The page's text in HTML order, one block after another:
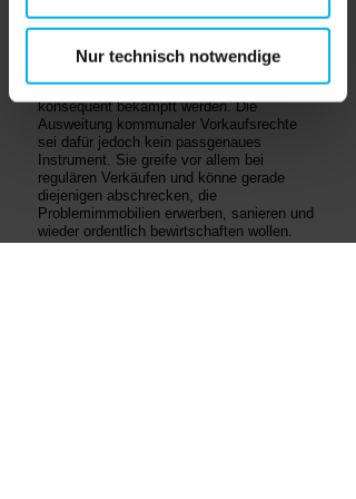
Nur technisch notwendige
zielgenaue Instrumente statt pauschaler
Eingriffe. Der Verband stellt klar: Kriminelle
Geschäftsmodelle, Verwahrlosung,
Überbelegung, Ausbeutung von Bewohnern
und Sozialleistungsmissbrauch müssen
konsequent bekämpft werden. Die
Ausweitung kommunaler Vorkaufsrechte
sei dafür jedoch kein passgenaues
Instrument. Sie greife vor allem bei
regulären Verkäufen und könne gerade
diejenigen abschrecken, die
Problemimmobilien erwerben, sanieren und
wieder ordentlich bewirtschaften wollen.